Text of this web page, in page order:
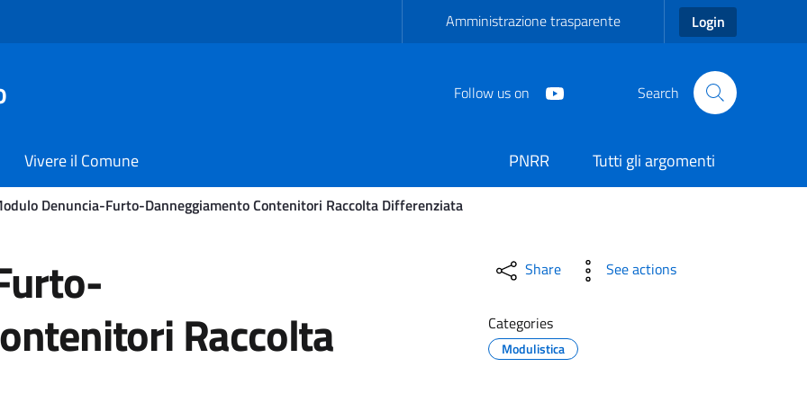
Amministrazione trasparente Login
Follow us on Search
Vivere il Comune PNRR
Tutti gli argomenti
Denuncia-Furto-Danneggiamento Contenitori Raccolta Differenziata
Danneggiamento Contenitori Raccolta
Raccolta
Share See actions
Categories
Modulistica